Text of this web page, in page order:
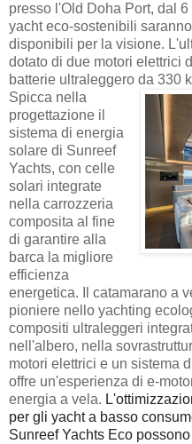
presso l'Old Doha Port, dal
yacht eco-sostenibili
disponibili per la visione.
dotato di due motori elettrici
batterie ultraleggero da 330
Spicca nella
progettazione il
sistema di energia
solare di Sunreef
Yachts, con celle
solari integrate
nella carrozzeria
composita al fine
di garantire alla
barca la migliore
efficienza
energetica. Il catamarano a
pioniere nello yachting
compositi ultraleggeri
nell'albero, nella
motori elettrici e un sistema
offre un'esperienza di e-
energia a vela.
per gli yacht a basso
Sunreef Yachts Eco